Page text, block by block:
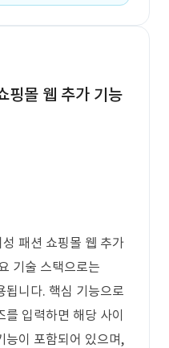
핑몰 웹 추가 기능
패션 쇼핑몰 웹 추가
기술 스택으로는
됩니다. 핵심 기능으로
입력하면 해당 사이
능이 포함되어 있으며,